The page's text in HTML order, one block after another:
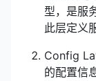
型，是服
此层定义
Config
的配置信